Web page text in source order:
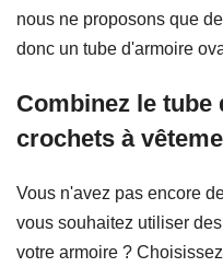
nous ne proposons que
donc un tube d'armoire
Combinez le
crochets à
Vous n'avez pas encore
vous souhaitez utiliser
votre armoire ?